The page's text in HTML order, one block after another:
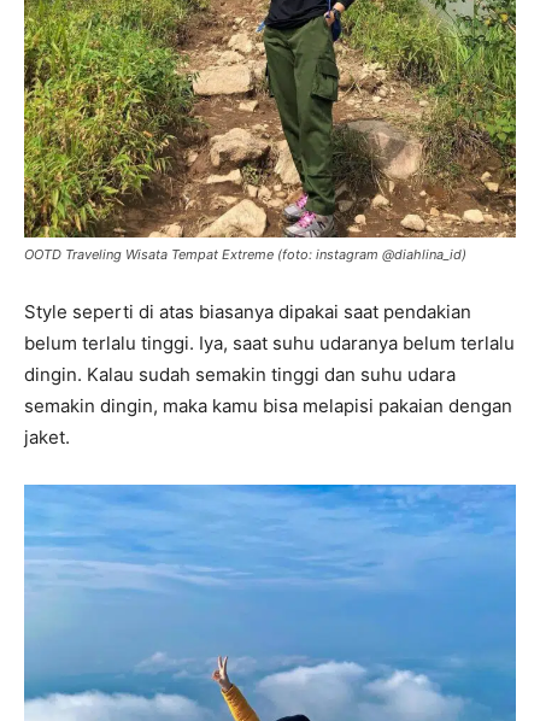
OOTD Traveling Wisata Tempat Extreme (foto: instagram @diahlina_id)
Style seperti di atas biasanya dipakai saat pendakian
belum terlalu tinggi. Iya, saat suhu udaranya belum terlalu
dingin. Kalau sudah semakin tinggi dan suhu udara
semakin dingin, maka kamu bisa melapisi pakaian dengan
jaket.